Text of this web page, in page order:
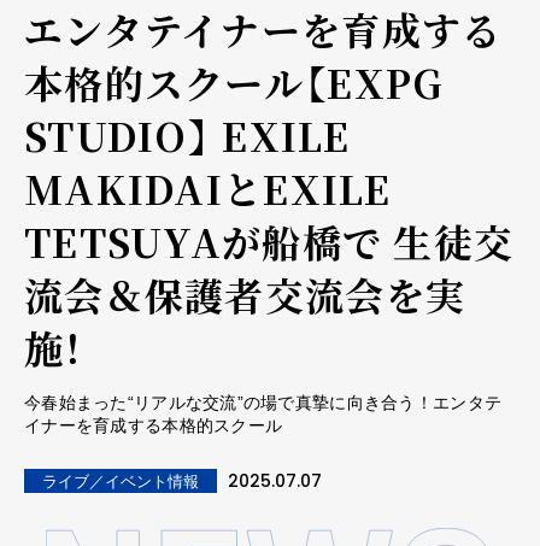
エンタテイナーを育成する
本格的スクール【EXPG
STUDIO】 EXILE
MAKIDAIとEXILE
TETSUYAが船橋で 生徒交
流会＆保護者交流会を実
施！
今春始まった“リアルな交流”の場で真摯に向き合う！エンタテ
イナーを育成する本格的スクール
ライブ／イベント情報 2025.07.07